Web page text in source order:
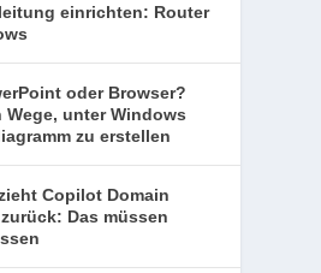
einrichten: Router
oder Browser?
Wege, unter Windows
zu erstellen
Copilot Domain
Das müssen